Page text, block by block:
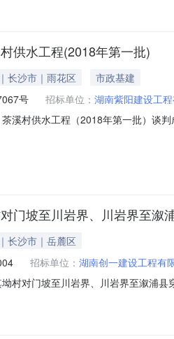
供水工程(2018年第一批)
长沙市｜雨花区
市政基建
号 招标单位： 湖南紫阳建设工
溪村供水工程（2018年第一批）谈
号2、采购代理编号：HL2018-
门坡至川岩界、川岩界至溆
长沙市｜岳麓区
招标单位： 湖南创一建设工程有
村对门坡至川岩界、川岩界至溆浦
杨花坪至大坳道路延长线预算金额